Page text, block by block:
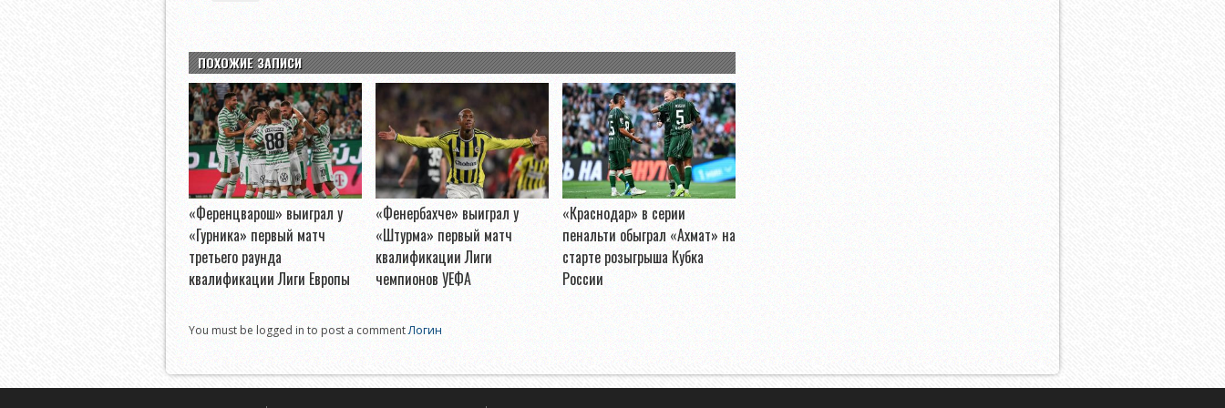
ПОХОЖИЕ ЗАПИСИ
«Ференцварош» выиграл у
«Гурника» первый матч
третьего раунда
квалификации Лиги Европы
«Фенербахче» выиграл у
«Штурма» первый матч
квалификации Лиги
чемпионов УЕФА
«Краснодар» в серии
пенальти обыграл «Ахмат» на
старте розыгрыша Кубка
России
You must be logged in to post a commentЛогин